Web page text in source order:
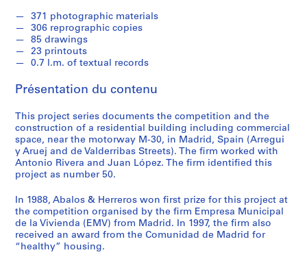
r
a
l
p
o
e
c
t
s
,
1
9
5
3
-
371 photographic materials
306 reprographic copies
85 drawings
23 printouts
0.7 l.m. of textual records
Présentation du contenu
This project series documents the competition and the
construction of a residential building including commercial
space, near the motorway M-30, in Madrid, Spain (Arregui
y Aruej and de Valderribas Streets). The firm worked with
Antonio Rivera and Juan López. The firm identified this
project as number 50.
In 1988, Abalos & Herreros won first prize for this project at
the competition organised by the firm Empresa Municipal
de la Vivienda (EMV) from Madrid. In 1997, the firm also
received an award from the Comunidad de Madrid for
“healthy” housing.